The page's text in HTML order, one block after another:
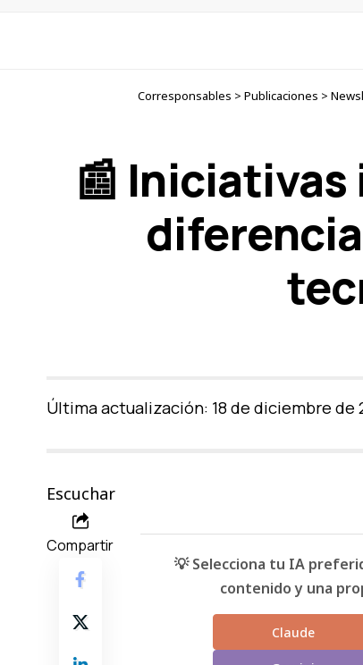
Corresponsables > Publicaciones >
📰
Última actualización: 18 de diciembre de
Escuchar
Compartir
💡 Selecciona tu IA
contenido y una
Claude